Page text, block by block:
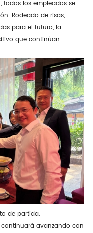
todos los empleados se
Rodeado de risas,
para el futuro, la
que continúan
de partida.
avanzando con